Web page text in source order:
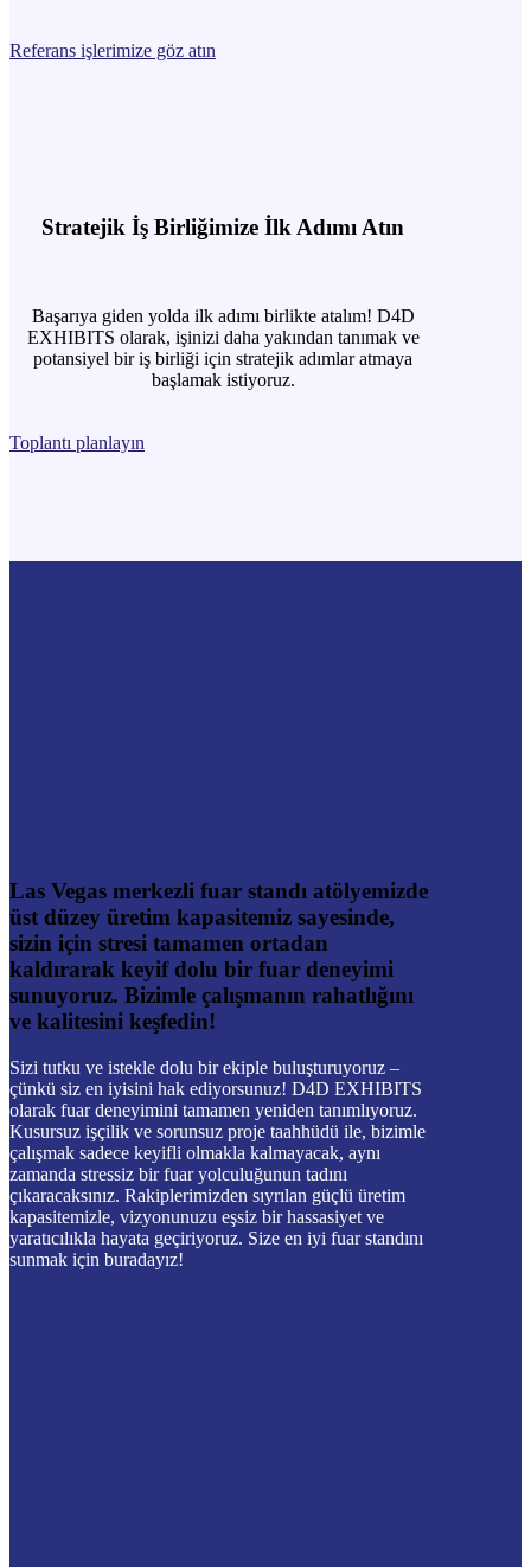
Referans işlerimize göz atın
Stratejik İş Birliğimize İlk Adımı Atın
Başarıya giden yolda ilk adımı birlikte atalım! D4D
EXHIBITS olarak, işinizi daha yakından tanımak ve
potansiyel bir iş birliği için stratejik adımlar atmaya
başlamak istiyoruz.
Toplantı planlayın
Las Vegas merkezli fuar standı atölyemizde
üst düzey üretim kapasitemiz sayesinde,
sizin için stresi tamamen ortadan
kaldırarak keyif dolu bir fuar deneyimi
sunuyoruz. Bizimle çalışmanın rahatlığını
ve kalitesini keşfedin!
Sizi tutku ve istekle dolu bir ekiple buluşturuyoruz –
çünkü siz en iyisini hak ediyorsunuz! D4D EXHIBITS
olarak fuar deneyimini tamamen yeniden tanımlıyoruz.
Kusursuz işçilik ve sorunsuz proje taahhüdü ile, bizimle
çalışmak sadece keyifli olmakla kalmayacak, aynı
zamanda stressiz bir fuar yolculuğunun tadını
çıkaracaksınız. Rakiplerimizden sıyrılan güçlü üretim
kapasitemizle, vizyonunuzu eşsiz bir hassasiyet ve
yaratıcılıkla hayata geçiriyoruz. Size en iyi fuar standını
sunmak için buradayız!